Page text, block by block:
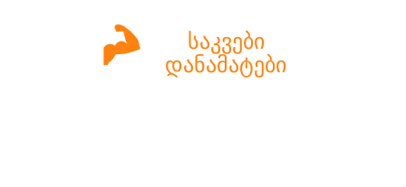
საკვები
დანამატები